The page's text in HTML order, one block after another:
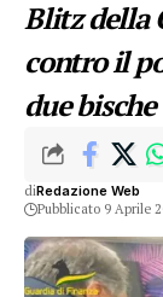
Blitz della
contro il
due
diRedazione Web
Pubblicato 9 Aprile